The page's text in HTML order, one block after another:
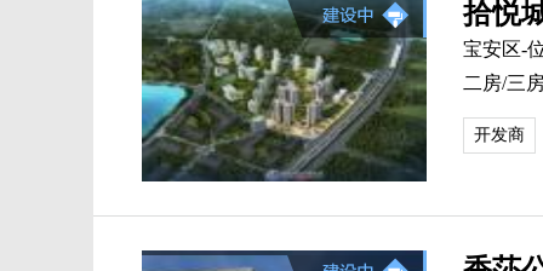
拾悦
宝安区-
二房/三
开发商